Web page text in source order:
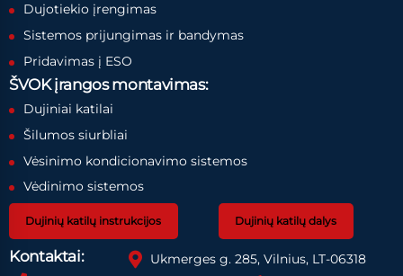
Dujotiekio įrengimas
Sistemos prijungimas ir bandymas
Pridavimas į ESO
ŠVOK įrangos montavimas:
Dujiniai katilai
Šilumos siurbliai
Vėsinimo kondicionavimo sistemos
Vėdinimo sistemos
Dujinių katilų instrukcijos Dujinių katilų dalys
Kontaktai:
Ukmerges g. 285, Vilnius, LT-06318